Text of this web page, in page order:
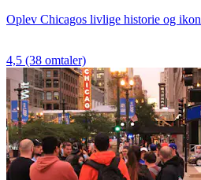
Oplev Chicagos livlige historie og
4,5 (38 omtaler)